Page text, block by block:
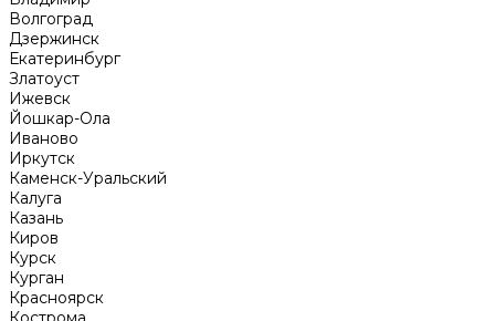
Волгоград
Дзержинск
Екатеринбург
Златоуст
Ижевск
Йошкар-Ола
Иваново
Иркутск
Каменск-Уральский
Калуга
Казань
Киров
Курск
Курган
Красноярск